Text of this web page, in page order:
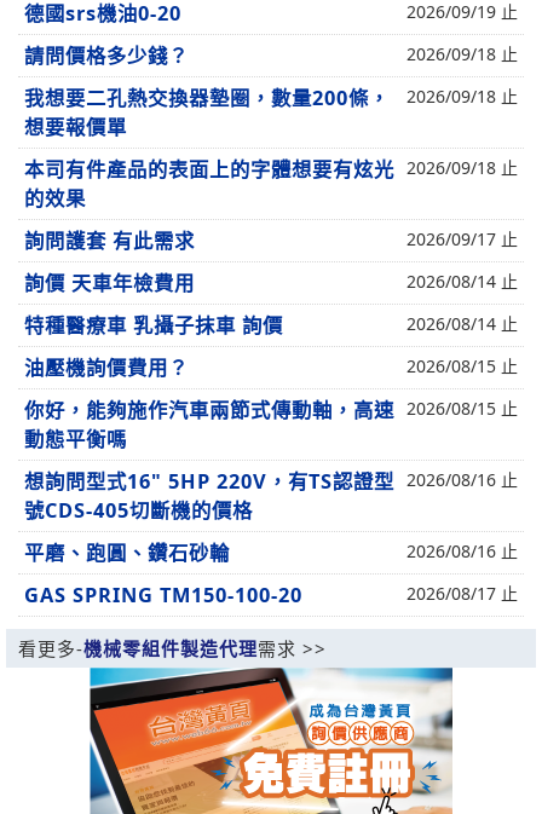
德國srs機油0-20 2026/09/19 止
請問價格多少錢？ 2026/09/18 止
我想要二孔熱交換器墊圈，數量200條，
想要報價單
2026/09/18 止
本司有件產品的表面上的字體想要有炫光
的效果
2026/09/18 止
詢問護套 有此需求 2026/09/17 止
詢價 天車年檢費用 2026/08/14 止
特種醫療車 乳攝子抹車 詢價 2026/08/14 止
油壓機詢價費用？ 2026/08/15 止
你好，能夠施作汽車兩節式傳動軸，高速
動態平衡嗎
2026/08/15 止
想詢問型式16" 5HP 220V，有TS認證型
號CDS-405切斷機的價格
2026/08/16 止
平磨、跑圓、鑽石砂輪 2026/08/16 止
GAS SPRING TM150-100-20 2026/08/17 止
看更多-機械零組件製造代理需求 >>